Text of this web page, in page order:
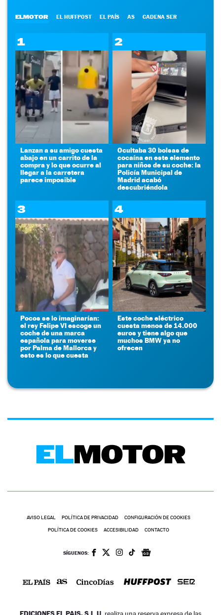
ELMOTOR EL HUFFPOST EL PAÍS AS CADENA SER
1
Lanzan a su amigo cuesta
abajo en un carrito de la
compra y lo que ocurre al
llegar a la carretera
parece imposible
2
Ocultaba 30 bolsas de
cocaína en este elemento
para niños de su coche: la
Policía Municipal de
Madrid acabó
descubriéndola
3
Pocos se lo imaginarían:
el rey Felipe VI escoge un
coche de una marca
española para moverse
por Palma de Mallorca y
esto es lo que cuesta
4
Este coche eléctrico
cuesta menos de 14.000
euros y tiene algo que
muchos BMW ya no
ofrecen
AVISO LEGAL POLÍTICA DE PRIVACIDAD CONFIGURACIÓN DE COOKIES
POLÍTICA DE COOKIES ACCESIBILIDAD CONTACTO
SÍGUENOS: